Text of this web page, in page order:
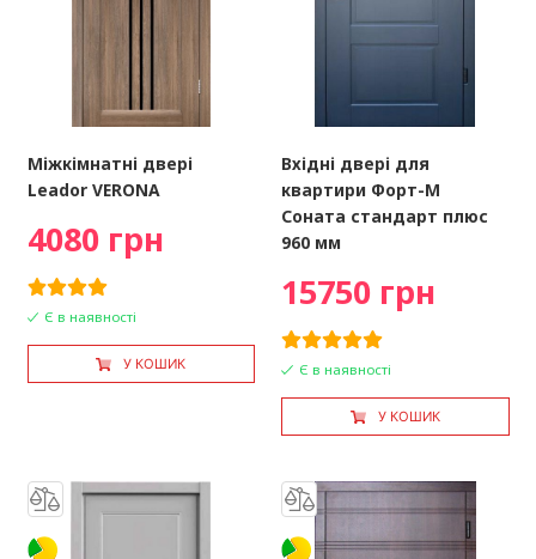
Міжкімнатні двері
Leador VERONA
4080 грн
Є в наявності
У КОШИК
Вхідні двері для
квартири Форт-М
Соната стандарт плюс
960 мм
15750 грн
Є в наявності
У КОШИК